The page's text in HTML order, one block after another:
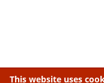
This website uses